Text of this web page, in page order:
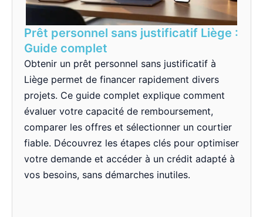
Prêt personnel sans justificatif Liège :
Guide complet
Obtenir un prêt personnel sans justificatif à
Liège permet de financer rapidement divers
projets. Ce guide complet explique comment
évaluer votre capacité de remboursement,
comparer les offres et sélectionner un courtier
fiable. Découvrez les étapes clés pour optimiser
votre demande et accéder à un crédit adapté à
vos besoins, sans démarches inutiles.